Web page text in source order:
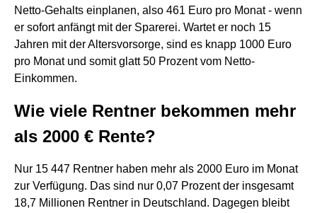
Netto-Gehalts einplanen, also 461 Euro pro Monat - wenn
er sofort anfängt mit der Sparerei. Wartet er noch 15
Jahren mit der Altersvorsorge, sind es knapp 1000 Euro
pro Monat und somit glatt 50 Prozent vom Netto-
Einkommen.
Wie viele Rentner bekommen mehr
als 2000 € Rente?
Nur 15 447 Rentner haben mehr als 2000 Euro im Monat
zur Verfügung. Das sind nur 0,07 Prozent der insgesamt
18,7 Millionen Rentner in Deutschland. Dagegen bleibt